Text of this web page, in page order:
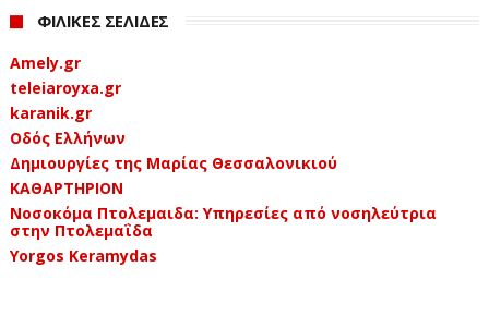
ΦΙΛΙΚΕΣ ΣΕΛΙΔΕΣ
Amely.gr
teleiaroyxa.gr
karanik.gr
Οδός Ελλήνων
Δημιουργίες της Μαρίας Θεσσαλονικιού
ΚΑΘΑΡΤΗΡΙΟΝ
Νοσοκόμα Πτολεμαιδα: Υπηρεσίες από νοσηλεύτρια
στην Πτολεμαΐδα
Yorgos Keramydas